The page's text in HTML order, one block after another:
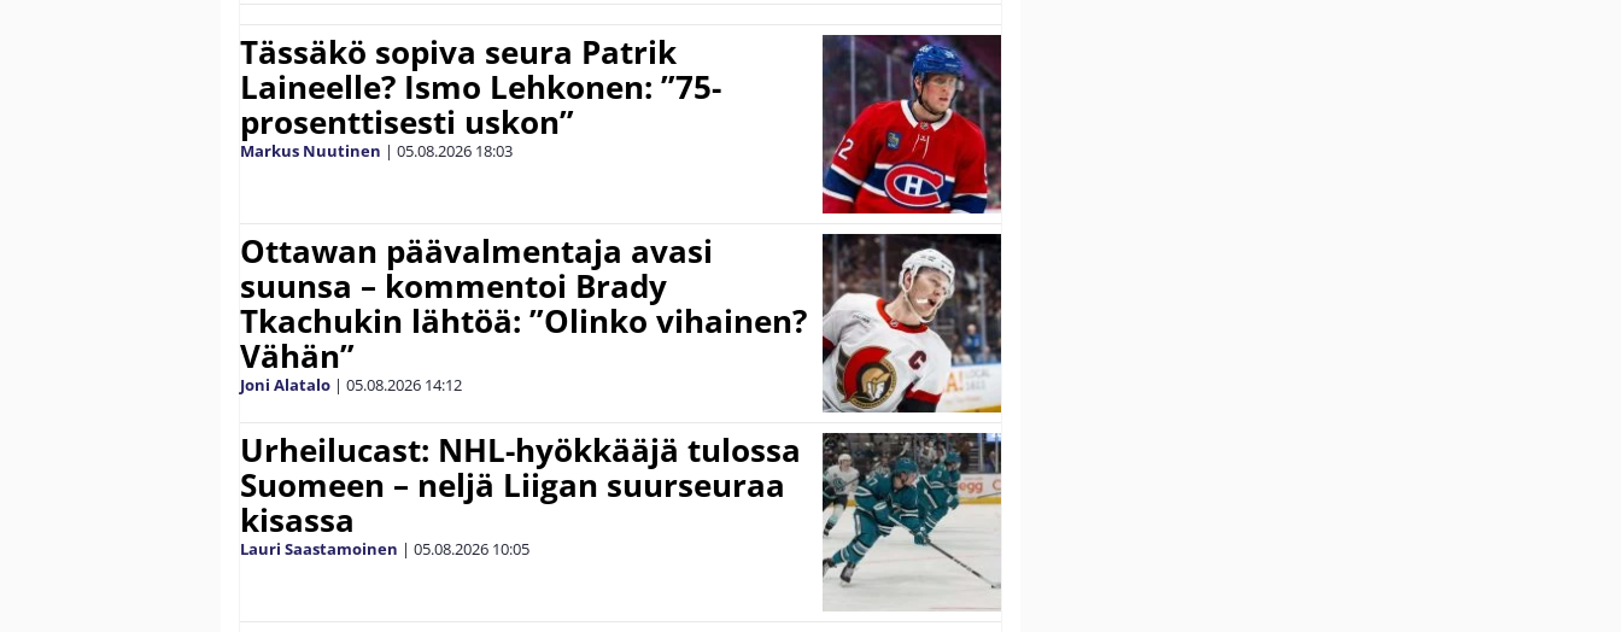
Tässäkö sopiva seura Patrik
Laineelle? Ismo Lehkonen: ”75-
prosenttisesti uskon”
Markus Nuutinen | 05.08.2026 18:03
Ottawan päävalmentaja avasi
suunsa – kommentoi Brady
Tkachukin lähtöä: ”Olinko vihainen?
Vähän”
Joni Alatalo | 05.08.2026 14:12
Urheilucast: NHL-hyökkääjä tulossa
Suomeen – neljä Liigan suurseuraa
kisassa
Lauri Saastamoinen | 05.08.2026 10:05